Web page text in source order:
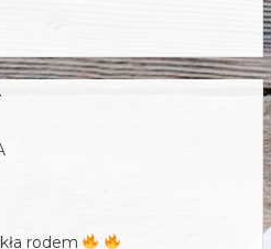
rodem